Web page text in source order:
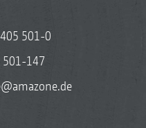
501-0
501-147